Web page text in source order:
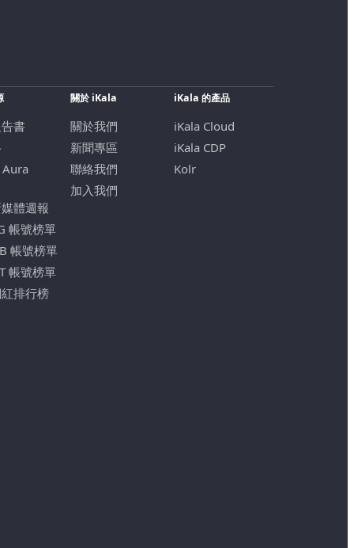
書
體週報
帳號榜單
帳號榜單
帳號榜單
排行榜
關於 iKala
關於我們
新聞專區
聯絡我們
加入我們
iKala 的產品
iKala Cloud
iKala CDP
Kolr